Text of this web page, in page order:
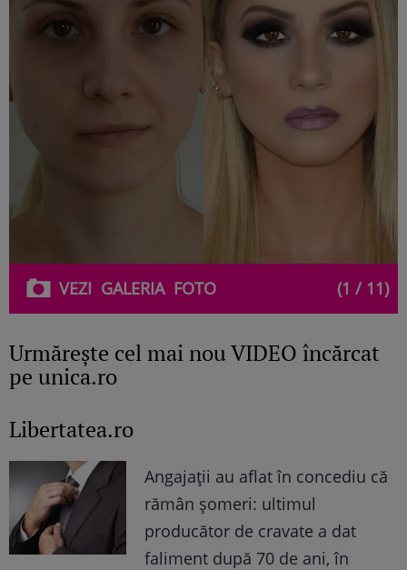
VEZI GALERIAFOTO (1 / 11)
Urmăreşte cel mai nou VIDEO încărcat
pe unica.ro
Libertatea.ro
Angajații au aflat în concediu că
rămân șomeri: ultimul
producător de cravate a dat
faliment după 70 de ani, în